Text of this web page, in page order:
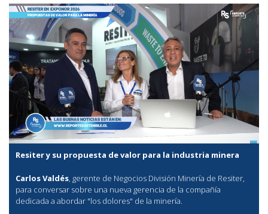
Resiter y su propuesta de valor para la industria minera
Carlos Valdés, gerente de Negocios División Minería de Resiter,
para conversar sobre una nueva gerencia de la compañía
dedicada a abordar "los dolores" de la minería.